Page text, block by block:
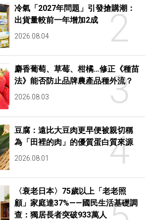
2
冷氣「2027年問題」引發搶購潮：
出貨量較前一年增加2成
2026.08.04
3
麝香葡萄、草莓、柑橘…修正《種苗
法》能否防止品牌農產品種外流？
2026.08.03
4
豆腐：遠比大豆肉更早便被親切稱
為「田裡的肉」的優質蛋白質來源
2026.08.01
〈衰老日本〉75歲以上「老老照
顧」家庭達37%——國民生活基礎調
查：獨居長者突破933萬人